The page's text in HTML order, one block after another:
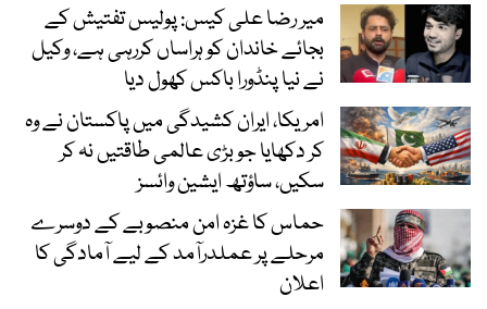
میر رضا علی کیس: پولیس تفتیش کے
بجائے خاندان کو ہراساں کررہی ہے، وکیل
نے نیا پنڈورا باکس کھول دیا
امریکا، ایران کشیدگی میں پاکستان نے وہ
کر دکھایا جو بڑی عالمی طاقتیں نہ کر
سکیں، ساؤتھ ایشین وائسز
حماس کا غزہ امن منصوبے کے دوسرے
مرحلے پر عملدرآمد کے لیے آمادگی کا
اعلان